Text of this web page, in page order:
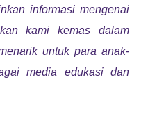
informasi mengenai
kami kemas dalam
untuk para anak-
media edukasi dan